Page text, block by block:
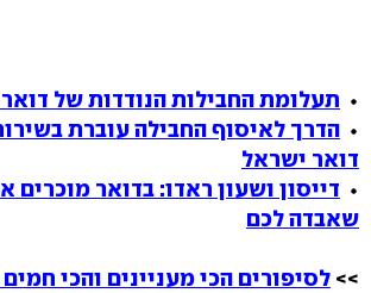
תעלומת החבילות הנודדות של
הדרך לאיסוף החבילה עוברת
דואר ישראל
דייסון ושעון ראדו: בדואר מוכרים
שאבדה לכם
>> לסיפורים הכי מעניינים והכי